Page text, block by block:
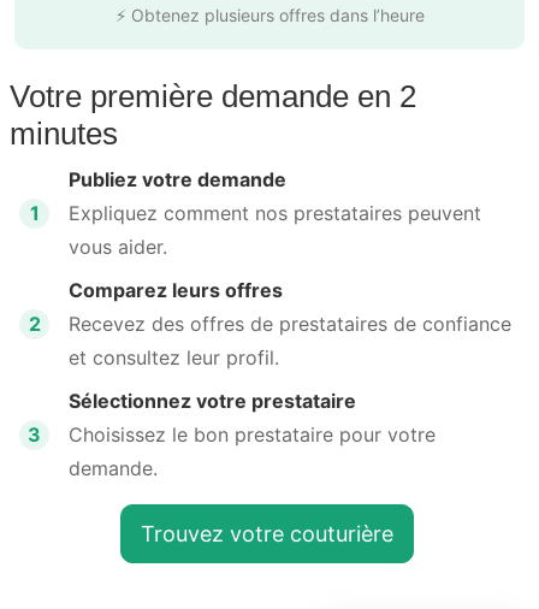
⚡ Obtenez plusieurs offres dans l’heure
Votre première demande en 2
minutes
1
Publiez votre demande
Expliquez comment nos prestataires peuvent
vous aider.
2
Comparez leurs offres
Recevez des offres de prestataires de confiance
et consultez leur profil.
3
Sélectionnez votre prestataire
Choisissez le bon prestataire pour votre
demande.
Trouvez votre couturière